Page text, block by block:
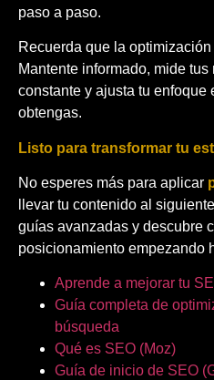
paso a paso.
Recuerda que la
Mantente informado, mide
constante y ajusta tu enfoque
obtengas.
Listo para transformar tu
No esperes más para aplicar
llevar tu contenido al
guías avanzadas y descubre
posicionamiento empezando
Aprende a mejorar tu
Guía completa de
búsqueda
Qué es SEO (Moz)
Guía de inicio de SEO